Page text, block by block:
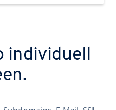
individuell